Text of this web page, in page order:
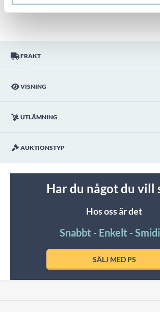
FRAKT
VISNING
UTLÄMNING
AUKTIONSTYP
ingår ej i objektet om detta inte är angett i
Har du något du vill
Hos oss är det
Snabbt - Enkelt -
SÄLJ MED PS